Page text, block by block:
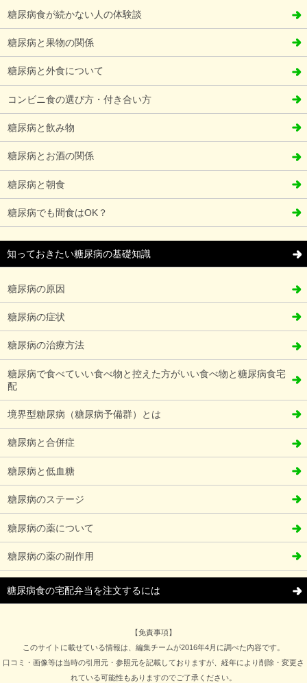
糖尿病食が続かない人の体験談
糖尿病と果物の関係
糖尿病と外食について
コンビニ食の選び方・付き合い方
糖尿病と飲み物
糖尿病とお酒の関係
糖尿病と朝食
糖尿病でも間食はOK？
知っておきたい糖尿病の基礎知識
糖尿病の原因
糖尿病の症状
糖尿病の治療方法
糖尿病で食べていい食べ物と控えた方がいい食べ物と糖尿病食宅
配
境界型糖尿病（糖尿病予備群）とは
糖尿病と合併症
糖尿病と低血糖
糖尿病のステージ
糖尿病の薬について
糖尿病の薬の副作用
糖尿病食の宅配弁当を注文するには
【免責事項】
このサイトに載せている情報は、編集チームが2016年4月に調べた内容です。
口コミ・画像等は当時の引用元・参照元を記載しておりますが、経年により削除・変更さ
れている可能性もありますのでご了承ください。